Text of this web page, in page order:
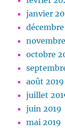
janvier
octobre
août 2019
juillet
juin 2019
mai 2019